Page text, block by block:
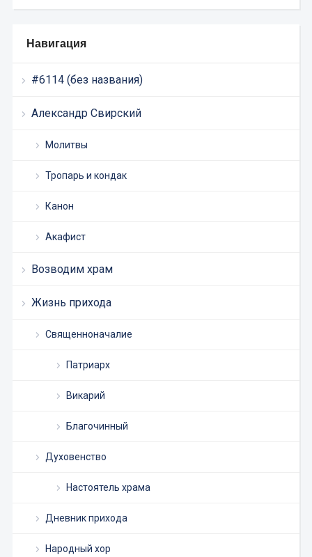
Навигация
#6114 (без названия)
Александр Свирский
Молитвы
Тропарь и кондак
Канон
Акафист
Возводим храм
Жизнь прихода
Священноначалие
Патриарх
Викарий
Благочинный
Духовенство
Настоятель храма
Дневник прихода
Народный хор